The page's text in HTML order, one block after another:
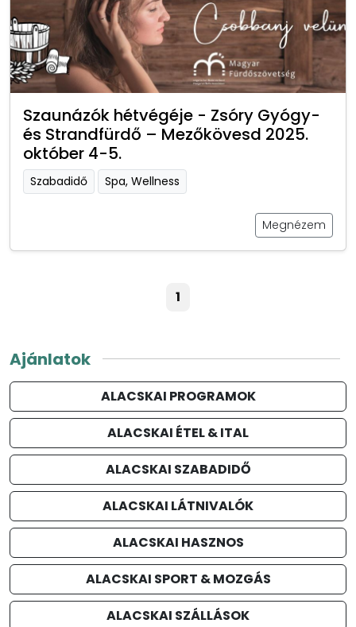
Szaunázók hétvégéje - Zsóry Gyógy-
és Strandfürdő – Mezőkövesd 2025.
október 4-5.
Szabadidő Spa, Wellness
Megnézem
1
Ajánlatok
ALACSKAI PROGRAMOK
ALACSKAI ÉTEL & ITAL
ALACSKAI SZABADIDŐ
ALACSKAI LÁTNIVALÓK
ALACSKAI HASZNOS
ALACSKAI SPORT & MOZGÁS
ALACSKAI SZÁLLÁSOK